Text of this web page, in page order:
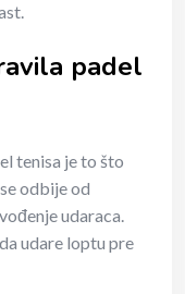
padel
tenisa je to što
odbije od
udaraca.
udare loptu pre